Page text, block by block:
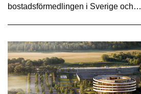
bostadsförmedlingen i Sverige och…